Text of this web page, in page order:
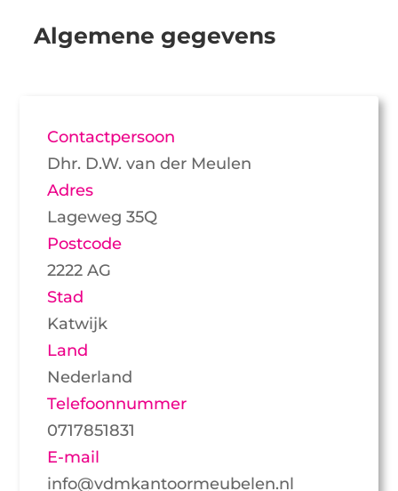
Algemene gegevens
Contactpersoon
Dhr. D.W. van der Meulen
Adres
Lageweg 35Q
Postcode
2222 AG
Stad
Katwijk
Land
Nederland
Telefoonnummer
0717851831
E-mail
info@vdmkantoormeubelen.nl